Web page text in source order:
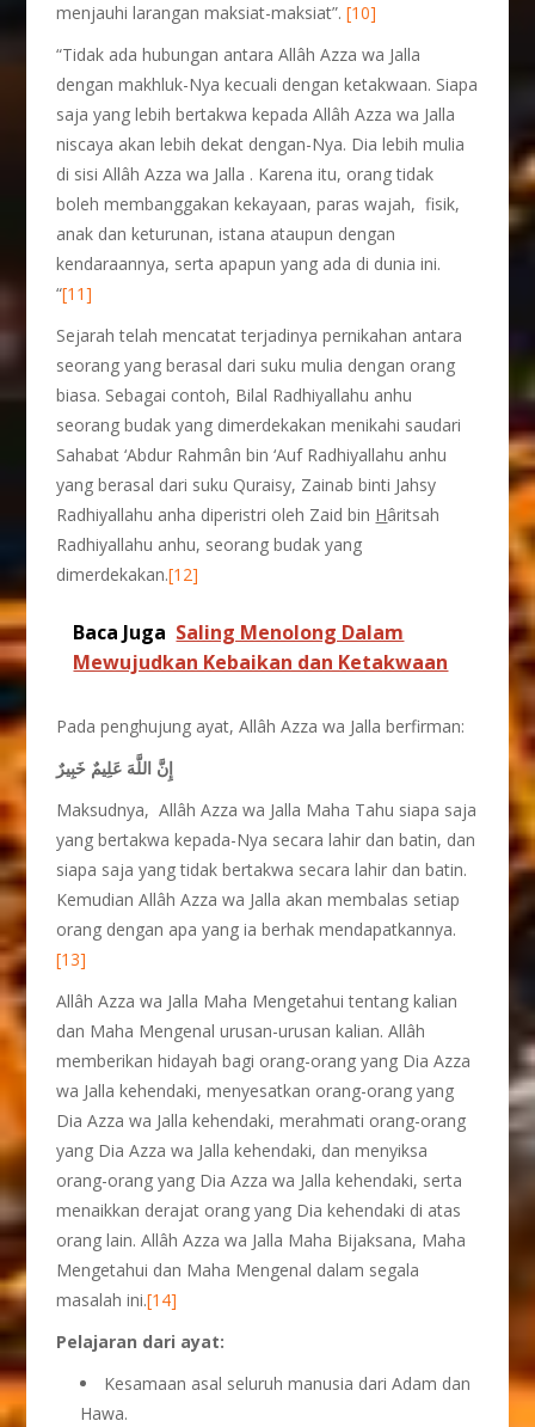
menjauhi larangan maksiat-maksiat”.[10]
“Tidak ada hubungan antara Allâh Azza wa Jalla
dengan makhluk-Nya kecuali dengan ketakwaan. Siapa
saja yang lebih bertakwa kepada Allâh Azza wa Jalla
niscaya akan lebih dekat dengan-Nya. Dia lebih mulia
di sisi Allâh Azza wa Jalla . Karena itu, orang tidak
boleh membanggakan kekayaan, paras wajah, fisik,
anak dan keturunan, istana ataupun dengan
kendaraannya, serta apapun yang ada di dunia ini.
“[11]
Sejarah telah mencatat terjadinya pernikahan antara
seorang yang berasal dari suku mulia dengan orang
biasa. Sebagai contoh, Bilal Radhiyallahu anhu
seorang budak yang dimerdekakan menikahi saudari
Sahabat ‘Abdur Rahmân bin ‘Auf Radhiyallahu anhu
yang berasal dari suku Quraisy, Zainab binti Jahsy
Radhiyallahu anha diperistri oleh Zaid bin Hâritsah
Radhiyallahu anhu, seorang budak yang
dimerdekakan.[12]
Baca Juga Saling Menolong Dalam
Mewujudkan Kebaikan dan Ketakwaan
Pada penghujung ayat, Allâh Azza wa Jalla berfirman:
إِنَّ اللَّهَ عَلِيمٌ خَبِيرٌ
Maksudnya, Allâh Azza wa Jalla Maha Tahu siapa saja
yang bertakwa kepada-Nya secara lahir dan batin, dan
siapa saja yang tidak bertakwa secara lahir dan batin.
Kemudian Allâh Azza wa Jalla akan membalas setiap
orang dengan apa yang ia berhak mendapatkannya.
[13]
Allâh Azza wa Jalla Maha Mengetahui tentang kalian
dan Maha Mengenal urusan-urusan kalian. Allâh
memberikan hidayah bagi orang-orang yang Dia Azza
wa Jalla kehendaki, menyesatkan orang-orang yang
Dia Azza wa Jalla kehendaki, merahmati orang-orang
yang Dia Azza wa Jalla kehendaki, dan menyiksa
orang-orang yang Dia Azza wa Jalla kehendaki, serta
menaikkan derajat orang yang Dia kehendaki di atas
orang lain. Allâh Azza wa Jalla Maha Bijaksana, Maha
Mengetahui dan Maha Mengenal dalam segala
masalah ini.[14]
Pelajaran dari ayat:
Kesamaan asal seluruh manusia dari Adam dan
Hawa.